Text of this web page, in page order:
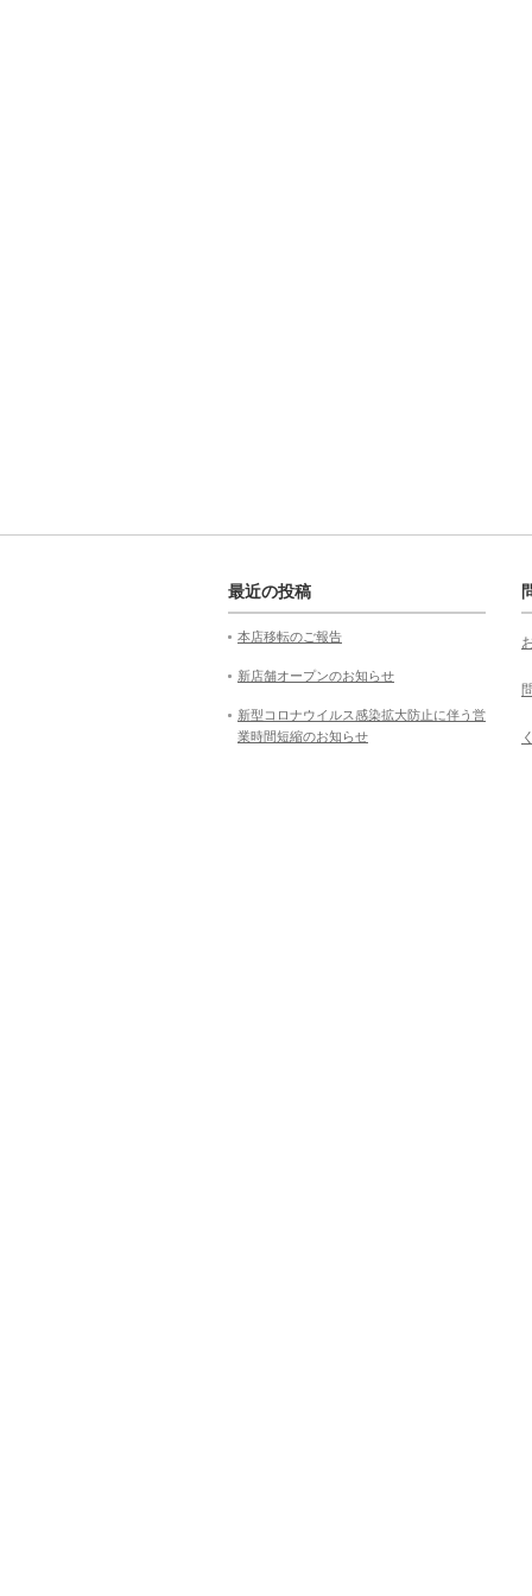
最近の投稿
本店移転のご報告
新店舗オープンのお知らせ
新型コロナウイルス感染拡大防止に伴う営
業時間短縮のお知らせ